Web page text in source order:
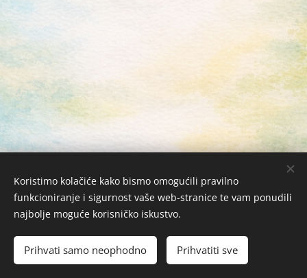
Žabac Bubi j.d.o.o. © 2026 Sva prava zadržana
Kolačići
Koristimo kolačiće kako bismo omogućili pravilno
funkcioniranje i sigurnost vaše web-stranice te vam ponudili
najbolje moguće korisničko iskustvo.
Prihvati samo neophodno Prihvatiti sve